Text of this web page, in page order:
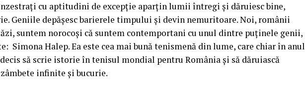
cu aptitudini de excepţie aparţin lumii întregi şi dăruiesc bine,
Geniile depăşesc barierele timpului şi devin nemuritoare. Noi, românii
suntem norocoşi că suntem contemportani cu unul dintre puţinele genii,
Simona Halep. Ea este cea mai bună tenismenă din lume, care chiar în anul
să scrie istorie în tenisul mondial pentru România şi să dăruiască
infinite şi bucurie.